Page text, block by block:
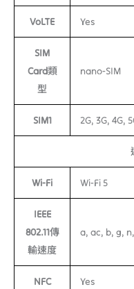
VoLTE Yes
SIM
Card類
型
nano-SIM
SIM1 2G, 3G, 4G,
Wi-Fi Wi-Fi 5
IEEE
802.11傳
輸速度
a, ac, b, g,
NFC Yes